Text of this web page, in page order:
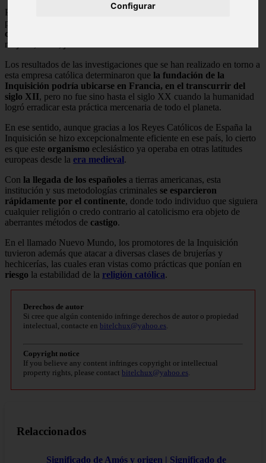
Configurar
Para alcanzar esos fines, esta institución puso en práctica y
perfeccionó una serie de estrategias, métodos y
con la finalidad de torturar
mujeres, niños, jóvenes o ancianos.
Los resultados de las investigaciones que se han realizado en torno a
esta empresa católica determinaron que la fundación de la
Inquisición podría ubicarse en Francia, en el transcurrir del
siglo XII, pero no fue sino hasta el siglo XX cuando la humanidad
logró erradicar esta práctica mercenaria de todo el planeta.
En ese sentido, aunque gracias a los Reyes Católicos de España la
Inquisición se hizo excepcionalmente eficiente en ese país, lo cierto
es que este organismo eclesiástico ya operaba en otras latitudes
europeas desde la era medieval.
Con la llegada de los españoles a tierras americanas, esta
institución y sus metodologías criminales se esparcieron
rápidamente por el continente, donde todo individuo que siguiera
cualquier religión o credo contrario al catolicismo era objeto de
aberrantes métodos de castigo.
En el llamado Nuevo Mundo, los promotores de la Inquisición
tuvieron además que atacar a diversas clases de brujerías y
hechicerías, las cuales eran vistas como prácticas que ponían en
riesgo la estabilidad de la religión católica.
Derechos de autor
Si cree que algún contenido infringe derechos de autor o propiedad
intelectual, contacte en bitelchux@yahoo.es
Copyright notice
If you believe any content infringes copyright or intellectual
property rights, please contact bitelchux@yahoo.es
Relaccionados
Significado de Amós y origen | Significado de